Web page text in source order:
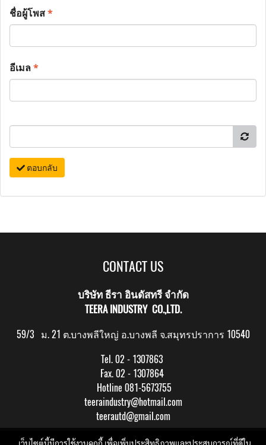
ชื่อผู้โพส*
อีเมล*
ตอบกลับ
CONTACT US
บริษัท ธีรา อินดัสทรี จำกัด
TEERA INDUSTRY CO.,LTD.
59/3 ม. 21 ต.บางพลีใหญ่ อ.บางพลี จ.สมุทรปราการ 10540
Tel. 02 - 1307863
Fax. 02 - 1307864
Hotline 081-5673755
teeraindustry@hotmail.com
teerautd@gmail.com
Copy right by makewebeasy.com